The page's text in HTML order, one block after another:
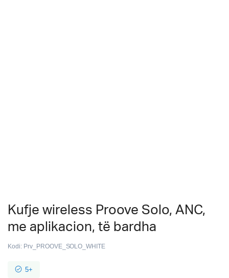
Kufje wireless Proove Solo, ANC,
me aplikacion, të bardha
Kodi: Prv_PROOVE_SOLO_WHITE
5+